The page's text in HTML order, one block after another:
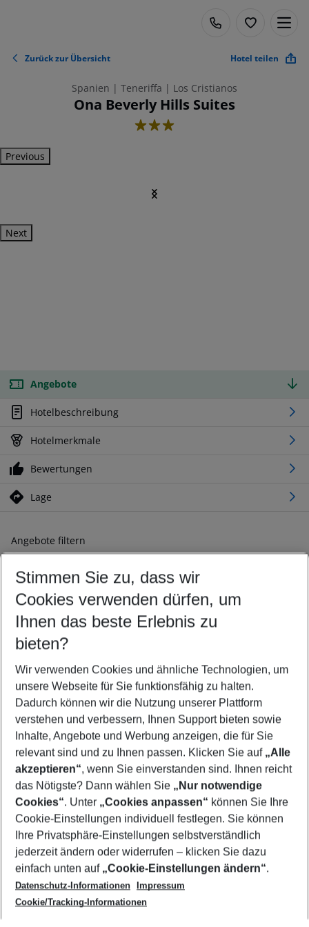
Zurück zur Übersicht Hotel teilen
Spanien | Teneriffa | Los Cristianos
Ona Beverly Hills Suites
3
Previous
Next
Angebote
Hotelbeschreibung
Hotelmerkmale
Bewertungen
Lage
Angebote filtern
Ändern Sie Ihre Kriterien nach Ihren Wünschen
Abflughafen wählen
Beliebiger Abflughafen
Reisezeitraum wählen
08.08.26– 06.08.27 5-8 Nächte
2 Erwachsene Keine Kinder
Mehr Filter anzeigen
Footer
Footer navigation
Über uns
AGB
Cookie-Einstellungen ändern
Cookie-Richtlinie
Datenschutz
Service & Hilfe
Barrierefreies Reisen
Check-in
Folgen Sie uns
Stimmen Sie zu, dass wir
Cookies verwenden dürfen, um
Ihnen das beste Erlebnis zu
bieten?
Wir verwenden Cookies und ähnliche Technologien, um
unsere Webseite für Sie funktionsfähig zu halten.
Dadurch können wir die Nutzung unserer Plattform
verstehen und verbessern, Ihnen Support bieten sowie
Inhalte, Angebote und Werbung anzeigen, die für Sie
relevant sind und zu Ihnen passen. Klicken Sie auf „Alle
akzeptieren“, wenn Sie einverstanden sind. Ihnen reicht
das Nötigste? Dann wählen Sie „Nur notwendige
Cookies“. Unter „Cookies anpassen“ können Sie Ihre
Cookie-Einstellungen individuell festlegen. Sie können
Ihre Privatsphäre-Einstellungen selbstverständlich
jederzeit ändern oder widerrufen – klicken Sie dazu
einfach unten auf „Cookie-Einstellungen ändern“.
Datenschutz-Informationen
Impressum
Cookie/Tracking-Informationen